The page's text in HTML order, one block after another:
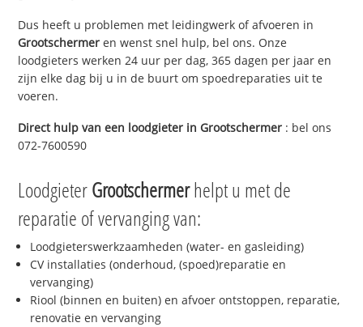
Dus heeft u problemen met leidingwerk of afvoeren in
Grootschermeren wenst snel hulp, bel ons. Onze
loodgieters werken 24 uur per dag, 365 dagen per jaar en
zijn elke dag bij u in de buurt om spoedreparaties uit te
voeren.
Direct hulp van een loodgieter in Grootschermer : bel ons
072-7600590
LoodgieterGrootschermerhelpt u met de
reparatie of vervanging van:
Loodgieterswerkzaamheden (water- en gasleiding)
CV installaties (onderhoud, (spoed)reparatie en
vervanging)
Riool (binnen en buiten) en afvoer ontstoppen, reparatie,
renovatie en vervanging